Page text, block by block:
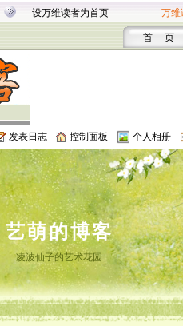
设万维读者为首页 万维
首 页
发表日志 控制面板 个人相册
艺萌的博客
凌波仙子的艺术花园